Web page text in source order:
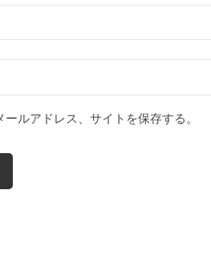
ルアドレス、サイトを保存する。